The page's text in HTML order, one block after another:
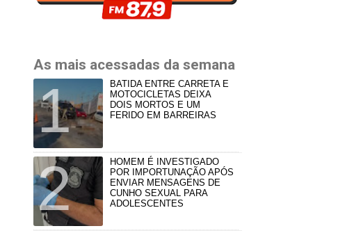
As mais acessadas da semana
BATIDA ENTRE CARRETA E
MOTOCICLETAS DEIXA
DOIS MORTOS E UM
FERIDO EM BARREIRAS
HOMEM É INVESTIGADO
POR IMPORTUNAÇÃO APÓS
ENVIAR MENSAGENS DE
CUNHO SEXUAL PARA
ADOLESCENTES